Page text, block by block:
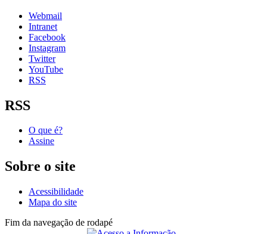
Webmail
Intranet
Facebook
Instagram
Twitter
YouTube
RSS
RSS
O que é?
Assine
Sobre o site
Acessibilidade
Mapa do site
Fim da navegação de rodapé